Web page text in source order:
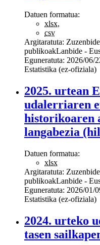
Datuen formatua:
xlsx,
csv
Argitaratuta:
publikoakLanbide -
Eguneratuta: 2026/06/
Estatistika (ez-ofiziala)
2025. urtean
udalerriaren
historikoaren
langabezia
Datuen formatua:
xlsx
Argitaratuta:
publikoakLanbide -
Eguneratuta: 2026/01/
Estatistika (ez-ofiziala)
2024. urteko
tasen